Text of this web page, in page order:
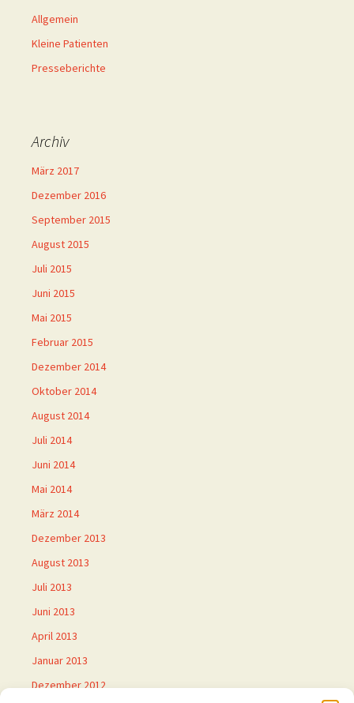
Allgemein
Kleine Patienten
Presseberichte
Archiv
März 2017
Dezember 2016
September 2015
August 2015
Juli 2015
Juni 2015
Mai 2015
Februar 2015
Dezember 2014
Oktober 2014
August 2014
Juli 2014
Juni 2014
Mai 2014
März 2014
Dezember 2013
August 2013
Juli 2013
Juni 2013
April 2013
Januar 2013
Dezember 2012